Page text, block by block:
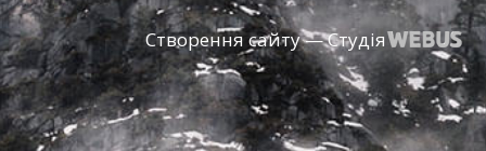
Створення сайту — Студія